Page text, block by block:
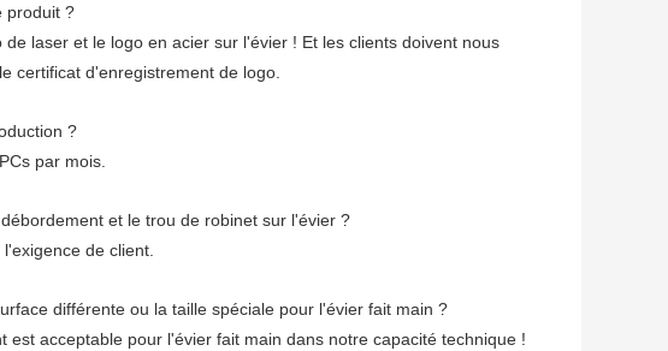
produit ?
laser et le logo en acier sur l'évier ! Et les clients doivent nous
certificat d'enregistrement de logo.
?
par mois.
et le trou de robinet sur l'évier ?
de client.
différente ou la taille spéciale pour l'évier fait main ?
acceptable pour l'évier fait main dans notre capacité technique !